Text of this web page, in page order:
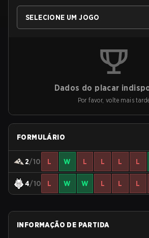
SELECIONE UM JOGO
Dados do placar
Por favor, volte mais
FORMULÁRIO
2/10 L W L L L L
4/10 L W W L L L
INFORMAÇÃO DE PARTIDA